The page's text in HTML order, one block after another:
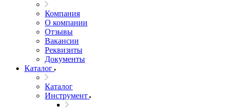
Компания
О компании
Отзывы
Вакансии
Реквизиты
Документы
Каталог
Каталог
Инструмент